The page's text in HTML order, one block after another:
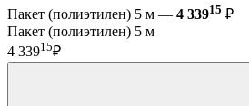
Пакет (полиэтилен) 5 м — 4 33915 ₽
Пакет (полиэтилен) 5 м
4 33915₽